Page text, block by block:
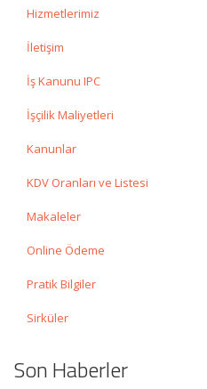
Hizmetlerimiz
İletişim
İş Kanunu IPC
İşçilik Maliyetleri
Kanunlar
KDV Oranları ve Listesi
Makaleler
Online Ödeme
Pratik Bilgiler
Sirküler
Son Haberler